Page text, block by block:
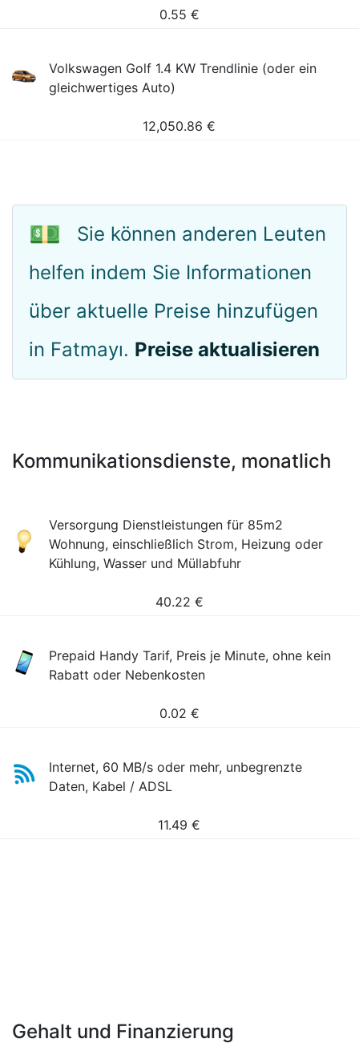
0.55 €
Volkswagen Golf 1.4 KW Trendlinie (oder ein
gleichwertiges Auto)
12,050.86 €
💵
Sie können anderen Leuten
helfen indem Sie Informationen
über aktuelle Preise hinzufügen
in Fatmayı. Preise aktualisieren
Kommunikationsdienste, monatlich
Versorgung Dienstleistungen für 85m2
Wohnung, einschließlich Strom, Heizung oder
Kühlung, Wasser und Müllabfuhr
40.22 €
Prepaid Handy Tarif, Preis je Minute, ohne kein
Rabatt oder Nebenkosten
0.02 €
Internet, 60 MB/s oder mehr, unbegrenzte
Daten, Kabel / ADSL
11.49 €
Gehalt und Finanzierung